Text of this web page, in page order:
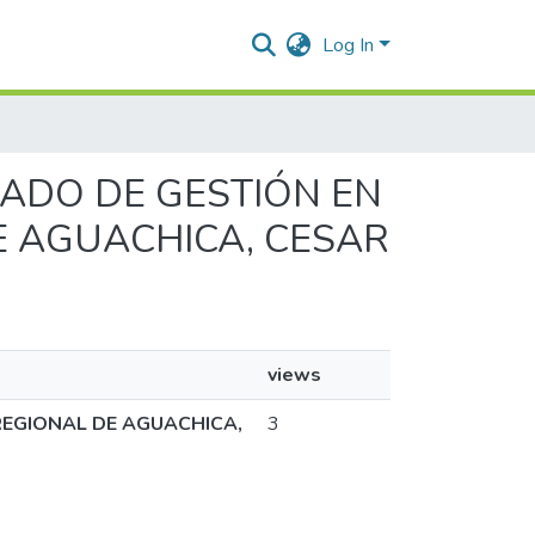
Log In
DE GESTIÓN EN
CESAR
views
DE AGUACHICA,
3